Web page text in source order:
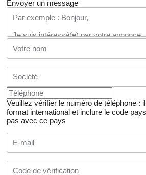
Envoyer un message
Veuillez vérifier le numéro de téléphone :
format international et inclure le code
pas avec ce pays